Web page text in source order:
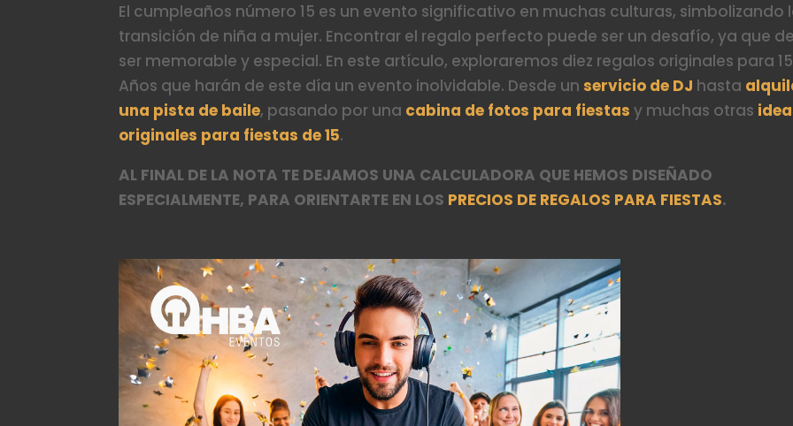
El cumpleaños número 15 es un evento significativo en muchas culturas, simbolizando
transición de niña a mujer. Encontrar el regalo perfecto puede ser un desafío, ya que
ser memorable y especial. En este artículo, exploraremos diez regalos originales para 15
Años que harán de este día un evento inolvidable. Desde unservicio de DJ hasta
una pista de baile, pasando por una cabina de fotos para fiestas y muchas otras
originales para fiestas de 15.
AL FINAL DE LA NOTA TE DEJAMOS UNA CALCULADORA QUE HEMOS DISEÑADO
ESPECIALMENTE, PARA ORIENTARTE EN LOS PRECIOS DE REGALOS PARA FIESTAS.